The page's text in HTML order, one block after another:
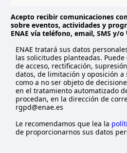
t
e
d
Acepto recibir comunicaciones
sobre eventos, actividades y
ENAE vía teléfono, email, SMS y/
ENAE tratará sus datos
las solicitudes planteadas.
de acceso, rectificación,
datos, de limitación y oposición
como a no ser objeto de
en el tratamiento automatizado
procedan, en la dirección de
rgpd@enae.es
Le recomendamos que lea la
de proporcionarnos sus datos